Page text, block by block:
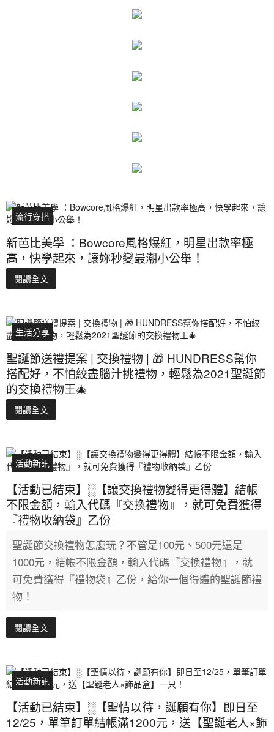
流行穿搭
新芭比美學 ：Bowcore風格爆紅，明星出款率極
高，快學起來，讓妳秒變最潮小公舉！
閱讀全文
生活分享
聖誕節送禮提案 | 交換禮物 | 🎁 HUNDRESS幫你
搭配好，不怕絞盡腦汁挑禮物，輕鬆為2021聖誕節
的交換禮物王🎄
閱讀全文
活動新訊
【活動已結束】░【讓交換禮物變得更得體】結帳
不限金額，輸入代碼『交換禮物』，就可免費獲得
『禮物收納袋』乙份
聖誕節交換禮物怎麼玩？不管是100元、500元還是
1000元，結帳不限金額，輸入代碼『交換禮物』，就
可免費獲得『禮物袋』乙份，給你一個得體的聖誕節禮
物！
閱讀全文
活動新訊
【活動已結束】░【聖情以待，誕願有你】即日至
12/25，單筆訂單結帳滿1200元，送【聖誕老人×飾